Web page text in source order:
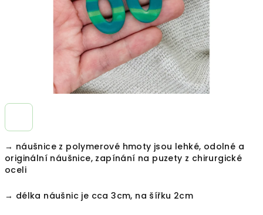
→ náušnice z polymerové hmoty jsou lehké, odolné a
originální náušnice, zapínání na puzety z chirurgické
oceli
→ délka náušnic je cca 3cm, na šířku 2cm